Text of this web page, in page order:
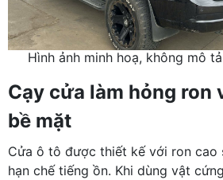
Hình ảnh minh hoạ, không mô
Cạy cửa làm hỏng ron
bề mặt
Cửa ô tô được thiết kế với ron cao
hạn chế tiếng ồn. Khi dùng vật